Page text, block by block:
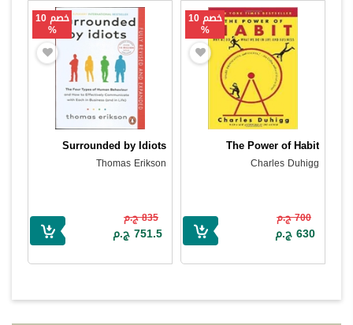
خصم 10
%
The Power of Habit
Charles Duhigg
700 ج.م
630 ج.م
خصم 10
%
Surrounded by Idiots
Thomas Erikson
835 ج.م
751.5 ج.م